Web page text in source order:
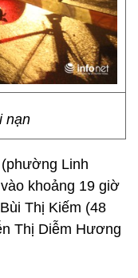
nạn
Linh
khoảng 19 giờ
Thị Kiếm (48
Thị Diễm Hương